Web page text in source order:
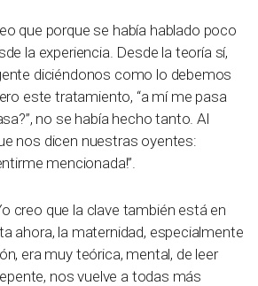
que porque se había hablado poco
la experiencia. Desde la teoría sí,
diciéndonos como lo debemos
este tratamiento, “a mí me pasa
no se había hecho tanto. Al
nos dicen nuestras oyentes:
mencionada!”.
creo que la clave también está en
ahora, la maternidad, especialmente
era muy teórica, mental, de leer
nos vuelve a todas más